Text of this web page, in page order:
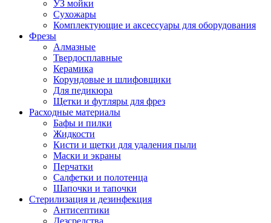
УЗ мойки
Сухожары
Комплектующие и аксессуары для оборудования
Фрезы
Алмазные
Твердосплавные
Керамика
Корундовые и шлифовщики
Для педикюра
Щетки и футляры для фрез
Расходные материалы
Бафы и пилки
Жидкости
Кисти и щетки для удаления пыли
Маски и экраны
Перчатки
Салфетки и полотенца
Шапочки и тапочки
Стерилизация и дезинфекция
Антисептики